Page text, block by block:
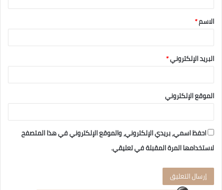
الاسم*
البريد الإلكتروني*
الموقع الإلكتروني
احفظ اسمي، بريدي الإلكتروني، والموقع الإلكتروني في هذا المتصفح
لاستخدامها المرة المقبلة في تعليقي.